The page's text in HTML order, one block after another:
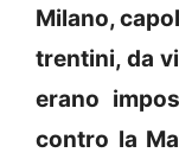
Milano,
trentini, da
erano
contro la